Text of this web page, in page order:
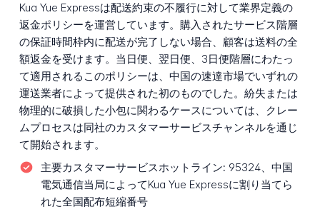
Kua Yue Expressは配送約束の不履行に対して業界定義の
返金ポリシーを運営しています。購入されたサービス階層
の保証時間枠内に配送が完了しない場合、顧客は送料の全
額返金を受けます。当日便、翌日便、3日便階層にわたっ
て適用されるこのポリシーは、中国の速達市場でいずれの
運送業者によって提供された初のものでした。紛失または
物理的に破損した小包に関わるケースについては、クレー
ムプロセスは同社のカスタマーサービスチャンネルを通じ
て開始されます。
主要カスタマーサービスホットライン: 95324、中国
電気通信当局によってKua Yue Expressに割り当てら
れた全国配布短縮番号